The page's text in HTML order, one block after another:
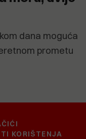
dana moguća
prometu
KORIŠTENJA